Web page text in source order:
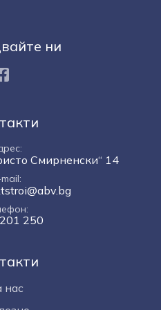
нас
Смирненски“ 14
250
ни